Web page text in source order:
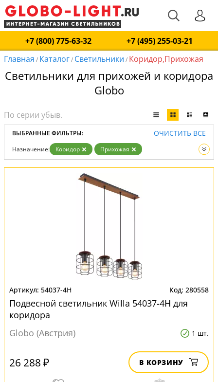
+7 (800) 775-63-32
+7 (495) 255-03-21
Главная / Каталог/ Светильники / Коридор,Прихожая
Светильники для прихожей и коридора
Globo
ВЫБРАННЫЕ ФИЛЬТРЫ: ОЧИСТИТЬ ВСЕ
Назначение: Коридор
Прихожая
Вид:
Светильники
54037-4H 280558
Подвесной светильник Willa 54037-4H для
коридора
Globo (Австрия)
1 шт.
26 288 ₽ В КОРЗИНУ